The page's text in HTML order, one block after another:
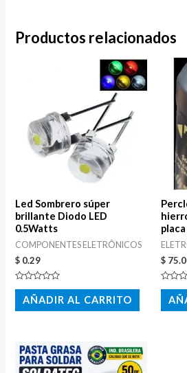
Productos relacionados
Led Sombrero súper
brillante Diodo LED
0.5Watts
COMPONENTES ELETRÔNICOS
$ 0.29
Valorado
con
de
AÑADIR AL CARRITO
placa
$
con
de